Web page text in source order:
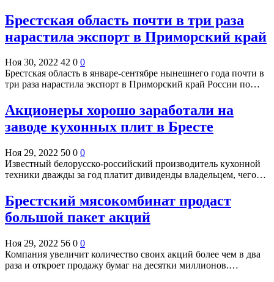
Брестская область почти в три раза
нарастила экспорт в Приморский край
Ноя 30, 2022 42 0 0
Брестская область в январе-сентябре нынешнего года почти в
три раза нарастила экспорт в Приморский край России по…
Акционеры хорошо заработали на
заводе кухонных плит в Бресте
Ноя 29, 2022 50 0 0
Известный белорусско-российский производитель кухонной
техники дважды за год платит дивиденды владельцем, чего…
Брестский мясокомбинат продаст
большой пакет акций
Ноя 29, 2022 56 0 0
Компания увеличит количество своих акций более чем в два
раза и откроет продажу бумаг на десятки миллионов.…